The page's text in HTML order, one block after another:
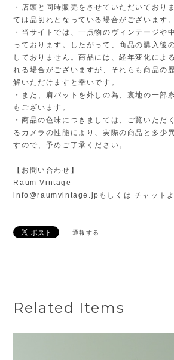
・店頭と同時販売をさせていただいており
ては品切れとなっている場合がございます。
・当サイトでは、一点物のヴィンテージや
っております。したがって、商品の購入後
しておりません。商品には、経年変化によ
れる場合がございますが、それらも商品の
解いただけますと幸いです。
・また、肩パットを外しの為、裏地の一部
もございます。
・商品の色味につきましては、ご覧いただ
るカメラの性能により、実際の商品と多少
すので、予めご了承ください。
【お問い合わせ】
Raum Vintage
info@raumvintage.jp もしくは チャット
通報する
Related Items